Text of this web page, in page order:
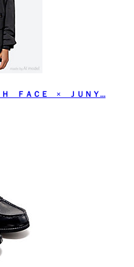
Ｈ ＦＡＣＥ × ＪＵＮＹ...